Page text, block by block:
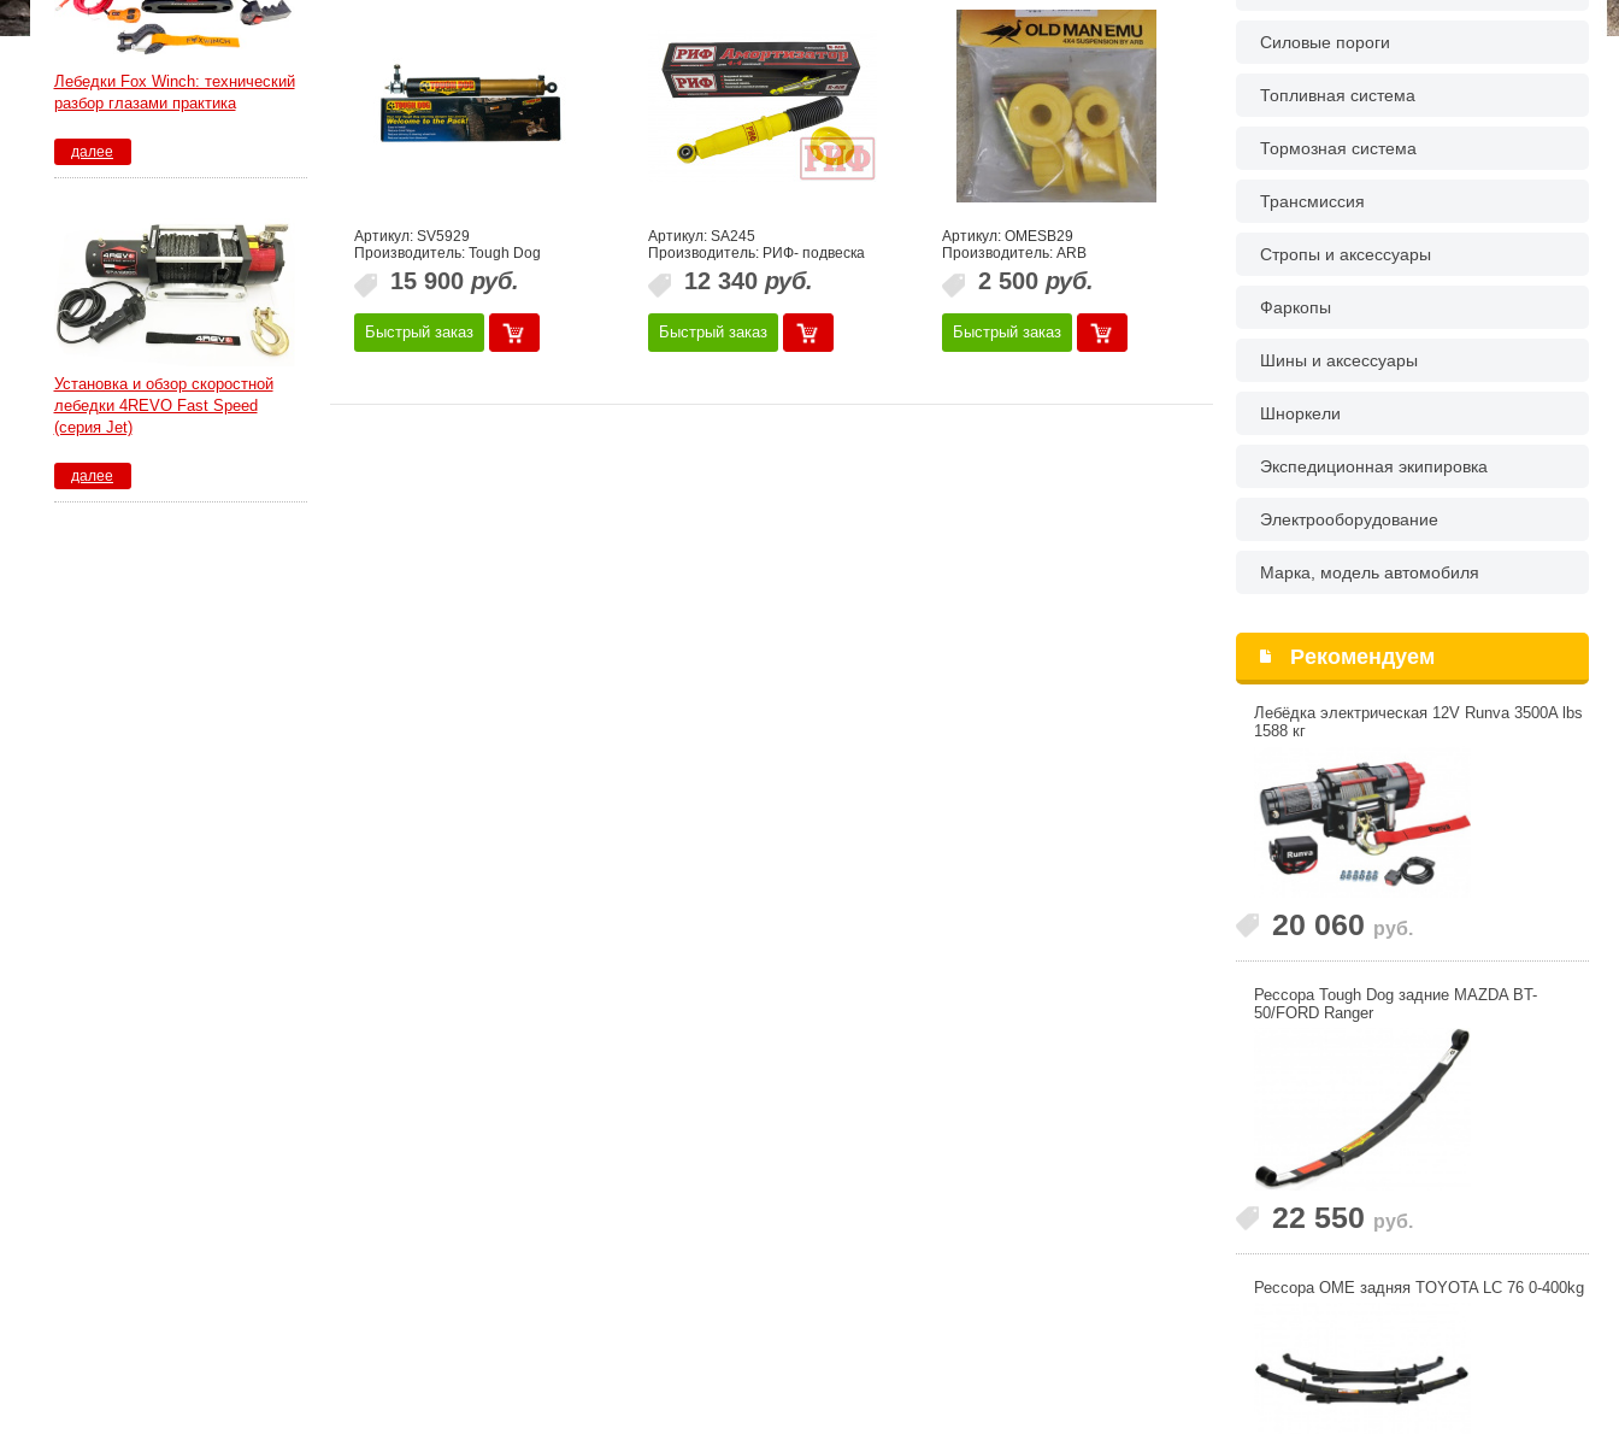
Лебедки Fox Winch: технический
разбор глазами практика
далее
Установка и обзор скоростной
лебедки 4REVO Fast Speed
(серия Jet)
далее
Артикул: SV5929
Производитель: Tough Dog
15 900 руб.
Быстрый заказ
Артикул: SA245
Производитель: РИФ- подвеска
12 340 руб.
Быстрый заказ
Артикул: OMESB29
Производитель: ARB
2 500 руб.
Быстрый заказ
Силовые пороги
Топливная система
Тормозная система
Трансмиссия
Стропы и аксессуары
Фаркопы
Шины и аксессуары
Шноркели
Экспедиционная экипировка
Электрооборудование
Марка, модель автомобиля
Рекомендуем
Лебёдка электрическая 12V Runva 3500A lbs
1588 кг
20 060 руб.
Рессора Tough Dog задние MAZDA BT-
50/FORD Ranger
22 550 руб.
Рессора OME задняя TOYOTA LC 76 0-400kg